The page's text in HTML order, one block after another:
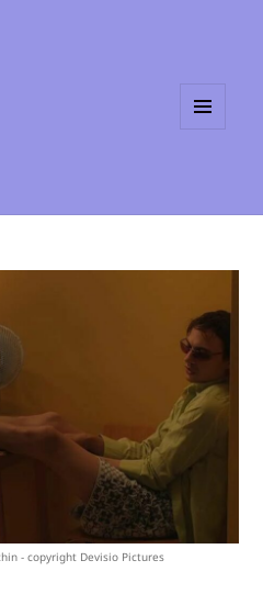
- copyright Devisio Pictures